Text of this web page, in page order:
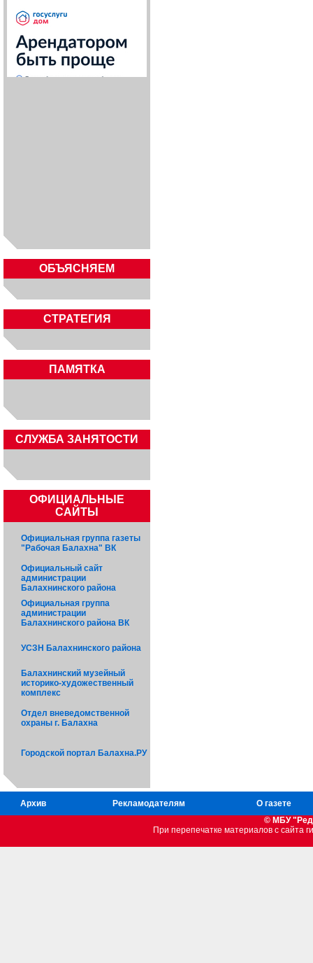
ОБЪЯСНЯЕМ
СТРАТЕГИЯ
ПАМЯТКА
CЛУЖБА ЗАНЯТОСТИ
ОФИЦИАЛЬНЫЕ
САЙТЫ
Официальная группа газеты
"Рабочая Балахна" ВК
Официальный сайт
администрации
Балахнинского района
Официальная группа
администрации
Балахнинского района ВК
УСЗН Балахнинского района
Балахнинский музейный
историко-художественный
комплекс
Отдел вневедомственной
охраны г. Балахна
Городской портал Балахна.РУ
Архив Рекламодателям
О газете
© МБУ
При перепечатке материалов c сайта